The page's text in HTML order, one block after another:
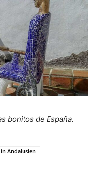
bonitos de España.
in Andalusien